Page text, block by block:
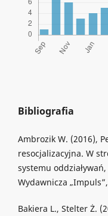
Bibliografia
Ambrozik W. (2016),
resocjalizacyjna. W
systemu
Wydawnicza
Bakiera L., Stelter Ż.